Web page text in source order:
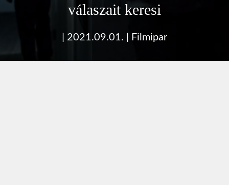
válaszait keresi
2021.09.01. Filmipar